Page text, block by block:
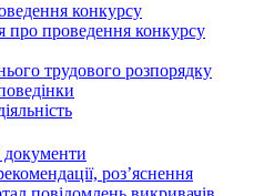
конкурсу
проведення конкурсу
трудового розпорядку
роз’яснення